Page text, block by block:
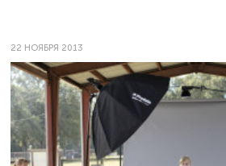
22 НОЯБРЯ 2013